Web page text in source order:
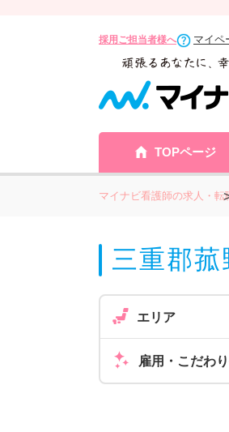
採用ご担当者様へ マイペ
TOPページ
マイナビ看護師の求人・転
三重郡
エリア
雇用・こだわ